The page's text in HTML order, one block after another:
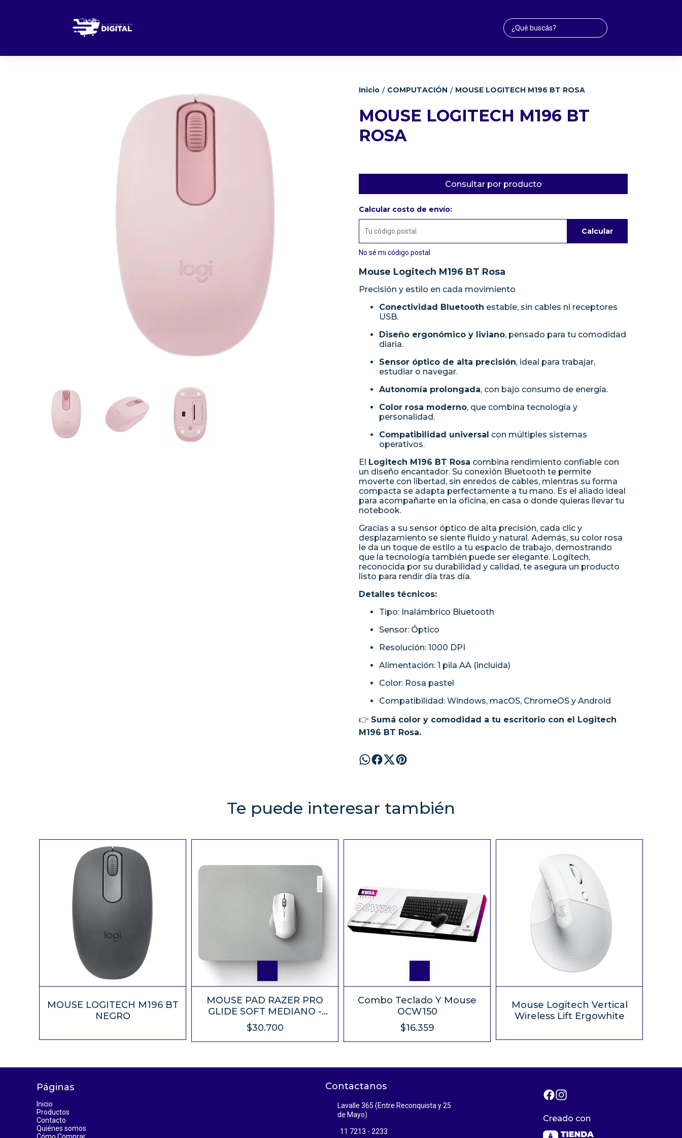
Inicio / COMPUTACIÓN / MOUSE LOGITECH M196 BT ROSA
MOUSE LOGITECH M196 BT
ROSA
Consultar por producto
Calcular costo de envío:
Calcular
No sé mi código postal
Mouse Logitech M196 BT Rosa
Precisión y estilo en cada movimiento
Conectividad Bluetooth estable, sin cables ni receptores
USB.
Diseño ergonómico y liviano, pensado para tu comodidad
diaria.
Sensor óptico de alta precisión, ideal para trabajar,
estudiar o navegar.
Autonomía prolongada, con bajo consumo de energía.
Color rosa moderno, que combina tecnología y
personalidad.
Compatibilidad universal con múltiples sistemas
operativos.
El Logitech M196 BT Rosa combina rendimiento confiable con
un diseño encantador. Su conexión Bluetooth te permite
moverte con libertad, sin enredos de cables, mientras su forma
compacta se adapta perfectamente a tu mano. Es el aliado ideal
para acompañarte en la oficina, en casa o donde quieras llevar tu
notebook.
Gracias a su sensor óptico de alta precisión, cada clic y
desplazamiento se siente fluido y natural. Además, su color rosa
le da un toque de estilo a tu espacio de trabajo, demostrando
que la tecnología también puede ser elegante. Logitech,
reconocida por su durabilidad y calidad, te asegura un producto
listo para rendir día tras día.
Detalles técnicos:
Tipo: Inalámbrico Bluetooth
Sensor: Óptico
Resolución: 1000 DPI
Alimentación: 1 pila AA (incluida)
Color: Rosa pastel
Compatibilidad: Windows, macOS, ChromeOS y Android
👉 Sumá color y comodidad a tu escritorio con el Logitech
M196 BT Rosa.
Te puede interesar también
MOUSE LOGITECH M196 BT
NEGRO
MOUSE PAD RAZER PRO
GLIDE SOFT MEDIANO -
360x275mm
$30.700
Combo Teclado Y Mouse
OCW150
$16.359
Mouse Logitech Vertical
Wireless Lift Ergowhite
Páginas
Inicio
Productos
Contacto
Quiénes somos
Contactanos
Lavalle 365 (Entre Reconquista y 25
de Mayo)
11 7213 - 2233
Creado con